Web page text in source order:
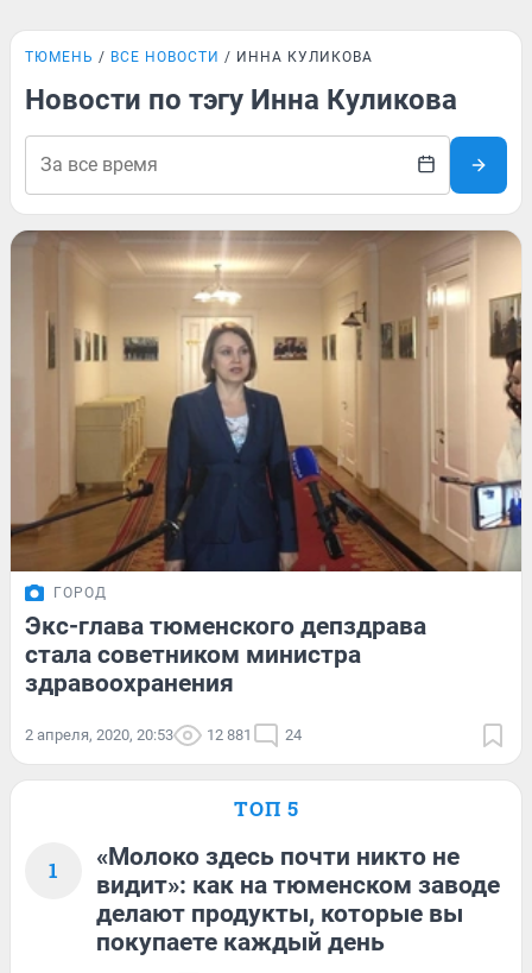
ТЮМЕНЬ ВСЕ НОВОСТИ ИННА КУЛИКОВА
Новости по тэгу Инна Куликова
ГОРОД
Экс-глава тюменского депздрава
стала советником министра
здравоохранения
2 апреля, 2020, 20:53 12 881 24
ТОП 5
1
«Молоко здесь почти никто не
видит»: как на тюменском заводе
делают продукты, которые вы
покупаете каждый день